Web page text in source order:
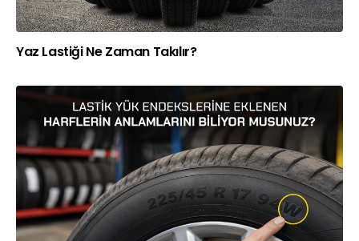
Yaz Lastiği Ne Zaman Takılır?